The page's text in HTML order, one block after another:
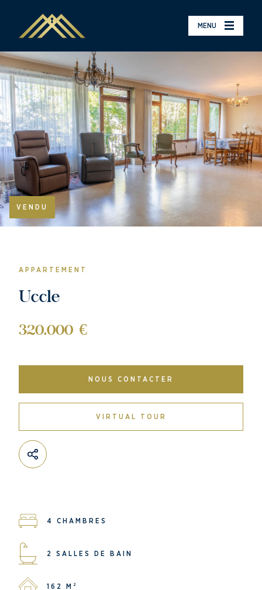
MENU
VENDU
APPARTEMENT
Uccle
320.000 €
NOUS CONTACTER
VIRTUAL TOUR
4 CHAMBRES
2 SALLES DE BAIN
162 M²